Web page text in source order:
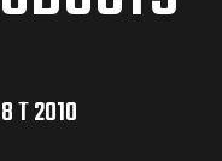
T 2010